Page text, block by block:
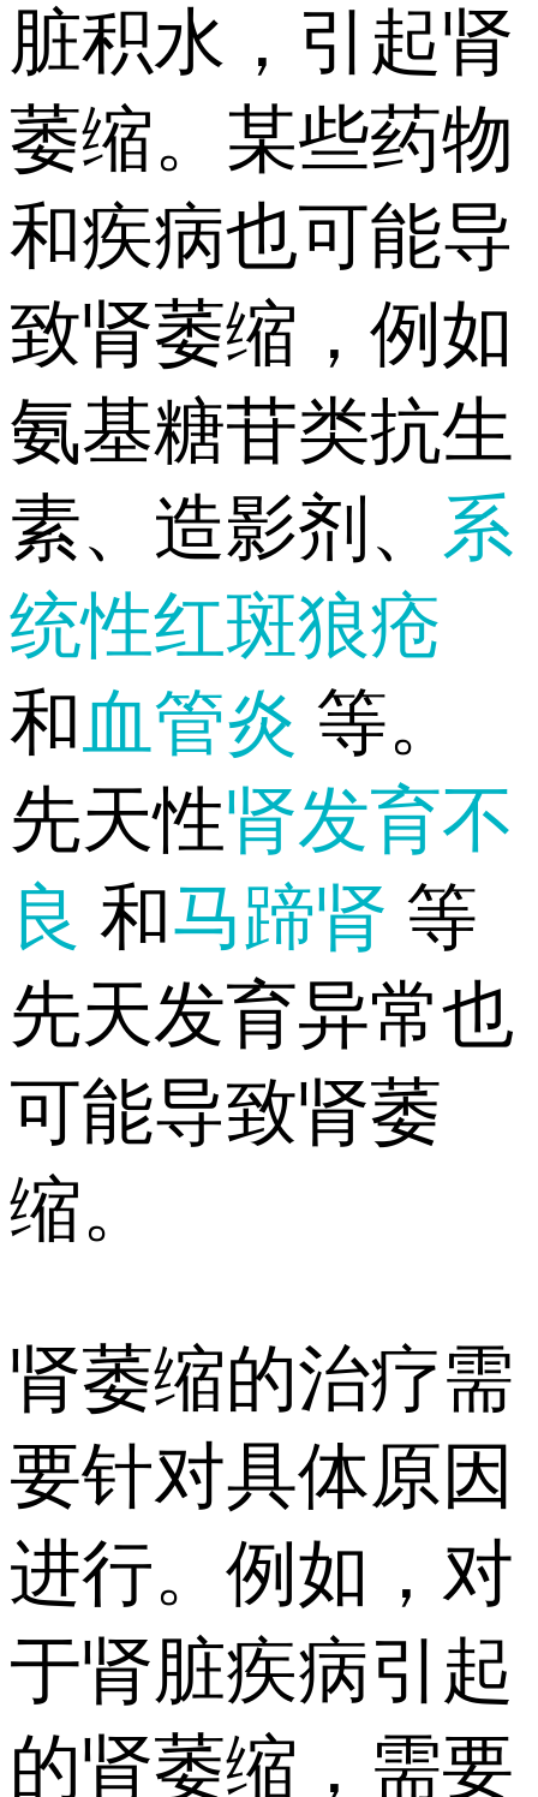
脏积水，引起肾
萎缩。某些药物
和疾病也可能导
致肾萎缩，例如
氨基糖苷类抗生
素、造影剂、 系
统性红斑狼疮
和血管炎 等。
先天性肾发育不
良 和马蹄肾 等
先天发育异常也
可能导致肾萎
缩。
肾萎缩的治疗需
要针对具体原因
进行。例如，对
于肾脏疾病引起
的肾萎缩，需要